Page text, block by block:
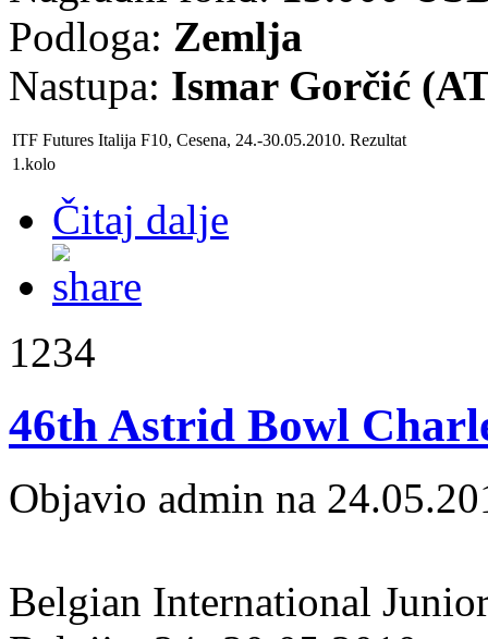
Podloga: Zemlja
Nastupa: Ismar Gorčić
ITF Futures Italija F10, Cesena, 24.-30.05.2010. Rezultat
1.kolo
Čitaj dalje
1234
46th Astrid Bowl
Objavio admin na
Belgian International